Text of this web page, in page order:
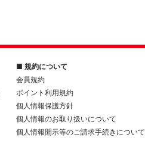
■ 規約について
会員規約
ポイント利用規約
個人情報保護方針
個人情報のお取り扱いについて
個人情報開示等のご請求手続きについて